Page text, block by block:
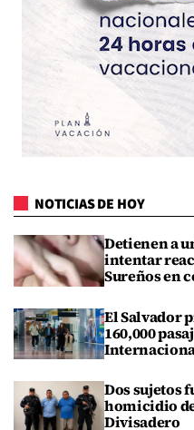
NOTICIAS DE HOY
Detienen a
intentar
Sureños en
El Salvador
160,000
Dos sujetos
homicidio
Divisadero